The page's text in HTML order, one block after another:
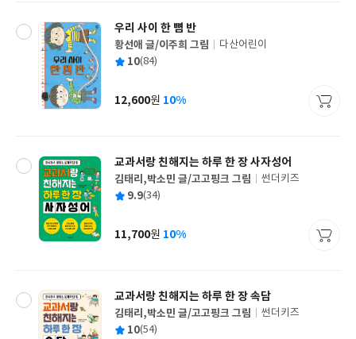
우리 사이 한 뼘 반
글
쓴
황선애 글/이주희 그림
출
사
다산어린이
평 10(84)
가
12,600원 10%
교과서랑 친해지는 하루 한 장 사자성어
글
쓴
김태리,박소민 글/고고핑크 그림
출
사
썬더키즈
평 9.9(34)
가
11,700원 10%
교과서랑 친해지는 하루 한 장 속담
글
쓴
김태리,박소민 글/고고핑크 그림
출
썬더키즈
평 10(54)